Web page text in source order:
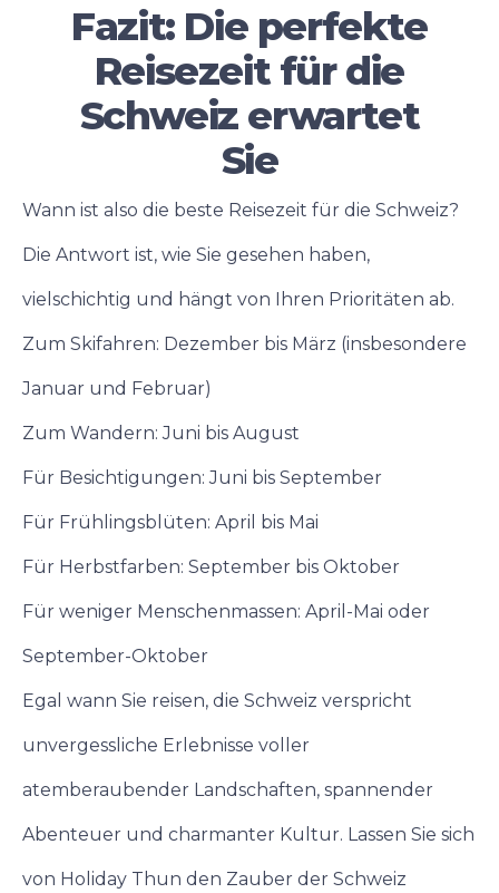
Fazit: Die perfekte
Reisezeit für die
Schweiz erwartet
Sie
Wann ist also die beste Reisezeit für die Schweiz?
Die Antwort ist, wie Sie gesehen haben,
vielschichtig und hängt von Ihren Prioritäten ab.
Zum Skifahren: Dezember bis März (insbesondere
Januar und Februar)
Zum Wandern: Juni bis August
Für Besichtigungen: Juni bis September
Für Frühlingsblüten: April bis Mai
Für Herbstfarben: September bis Oktober
Für weniger Menschenmassen: April-Mai oder
September-Oktober
Egal wann Sie reisen, die Schweiz verspricht
unvergessliche Erlebnisse voller
atemberaubender Landschaften, spannender
Abenteuer und charmanter Kultur. Lassen Sie sich
von Holiday Thun den Zauber der Schweiz